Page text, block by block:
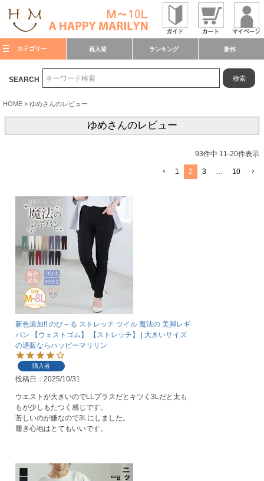
カテゴリー 再入荷 ランキング 新作
SEARCH 検索
HOME ゆめさんのレビュー
ゆめさんのレビュー
93件中 11-20件表示
1 2 3 … 10
新色追加!! のび～る ストレッチ ツイル 魔法の 美脚レギ
パン 【ウェストゴム】 【ストレッチ】 | 大きいサイズ
の通販ならハッピーマリリン
購入者
投稿日 2025/10/31
ウエストが大きいのでLLプラスだとキツく3Lだと太も
もが少しもたつく感じです。
苦しいのが嫌なので3Lにしました。
履き心地はとてもいいです。